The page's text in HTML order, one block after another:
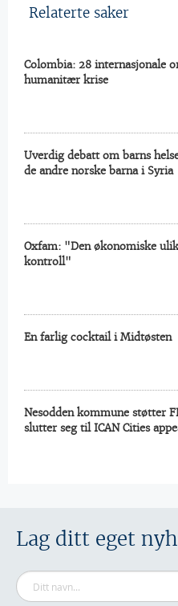
Relaterte saker
Colombia: 28 internasjonale
humanitær krise
Uverdig debatt om barns
de andre norske barna i Syria
Oxfam: "Den økonomiske
kontroll"
En farlig cocktail i Midtøsten
Nesodden kommune støtter
slutter seg til ICAN Cities
Lag ditt eget